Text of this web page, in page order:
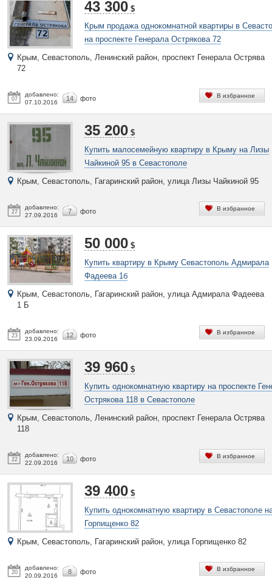
07
добавлено:
07.10.2016
14 фото
43 300 $
Крым продажа однокомнатной квартиры в
на проспекте Генерала Острякова 72
Крым, Севастополь, Ленинский район, проспект Генерала Острява
72
В избранное
27
добавлено:
27.09.2016
7 фото
35 200 $
Купить малосемейную квартиру в Крыму на Лизы
Чайкиной 95 в Севастополе
Крым, Севастополь, Гагаринский район, улица Лизы Чайкиной 95
В избранное
23
добавлено:
23.09.2016
12 фото
50 000 $
Купить квартиру в Крыму Севастополь Адмирала
Фадеева 1б
Крым, Севастополь, Гагаринский район, улица Адмирала Фадеева
1 Б
В избранное
22
добавлено:
22.09.2016
10 фото
39 960 $
Купить однокомнатную квартиру на проспекте
Острякова 118 в Севастополе
Крым, Севастополь, Ленинский район, проспект Генерала Острява
118
В избранное
20
добавлено:
20.09.2016
8 фото
39 400 $
Купить однокомнатную квартиру в Севастополе
Горпищенко 82
Крым, Севастополь, Гагаринский район, улица Горпищенко 82
В избранное